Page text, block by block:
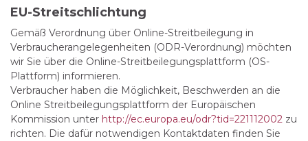
EU-Streitschlichtung
Gemäß Verordnung über Online-Streitbeilegung in
Verbraucherangelegenheiten (ODR-Verordnung) möchten
wir Sie über die Online-Streitbeilegungsplattform (OS-
Plattform) informieren.
Verbraucher haben die Möglichkeit, Beschwerden an die
Online Streitbeilegungsplattform der Europäischen
Kommission unter http://ec.europa.eu/odr?tid=221112002 zu
richten. Die dafür notwendigen Kontaktdaten finden Sie